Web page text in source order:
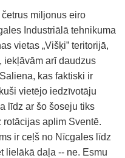
miljonus eiro
Industriālā tehnikuma
vietas „Višķi” teritorijā,
iekļāvām arī daudzus
kas faktiski ir
vietējo iedzīvotāju
līdz ar šo šoseju tiks
rotācijas aplim Sventē.
ir ceļš no Nīcgales līdz
lielākā daļa -- ne. Esmu